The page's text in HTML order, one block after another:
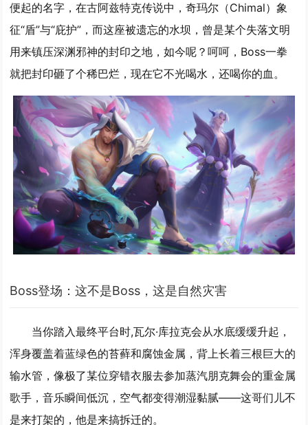
便起的名字，在古阿兹特克传说中，奇玛尔（Chimal）象
征“盾”与“庇护”，而这座被遗忘的水坝，曾是某个失落文明
用来镇压深渊邪神的封印之地，如今呢？呵呵，Boss一拳
就把封印砸了个稀巴烂，现在它不光喝水，还喝你的血。
Boss登场：这不是Boss，这是自然灾害
当你踏入最终平台时,瓦尔·库拉克会从水底缓缓升起，
浑身覆盖着蓝绿色的苔藓和腐蚀金属，背上长着三根巨大的
输水管，像极了某位穿错衣服去参加蒸汽朋克舞会的重金属
歌手，音乐瞬间低沉，空气都变得潮湿黏腻——这哥们儿不
是来打架的，他是来搞拆迁的。